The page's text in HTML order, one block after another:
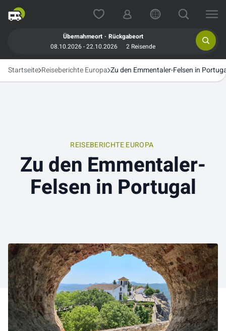
Übernahmeort . Rückgabeort
08.10.2026 - 22.10.2026
2 Reisende
Startseite Reiseberichte Europa Zu den Emmentaler-Felsen in
REISEBERICHTE EUROPA
Zu den Emmentaler-
Felsen in Portugal